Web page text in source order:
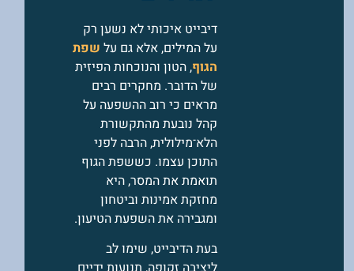
דיבייט איכותי לא נשען רק
על המילים, אלא גם על שפת
הגוף, הטון והנוכחות הפיזית
של הדובר. מחקרים רבים
מראים כי רוב ההשפעה על
קהל נובעת מהתקשורת
הלא־מילולית, הרבה לפני
התוכן עצמו. כששפת הגוף
תואמת את המסר, היא
מחזקת אמינות וביטחון
ומגבירה את השפעת הטיעון.
בעת הדיבייט, שימו לב